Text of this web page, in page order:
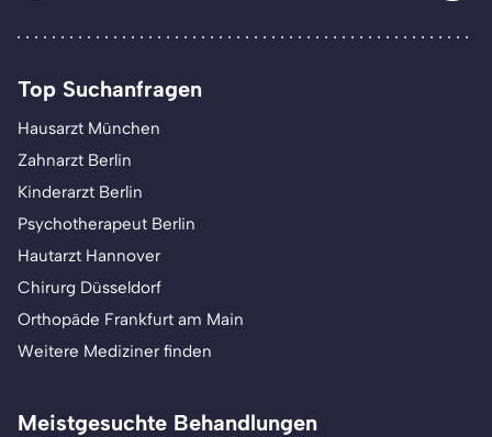
Top Suchanfragen
Hausarzt München
Zahnarzt Berlin
Kinderarzt Berlin
Psychotherapeut Berlin
Hautarzt Hannover
Chirurg Düsseldorf
Orthopäde Frankfurt am Main
Weitere Mediziner finden
Meistgesuchte Behandlungen